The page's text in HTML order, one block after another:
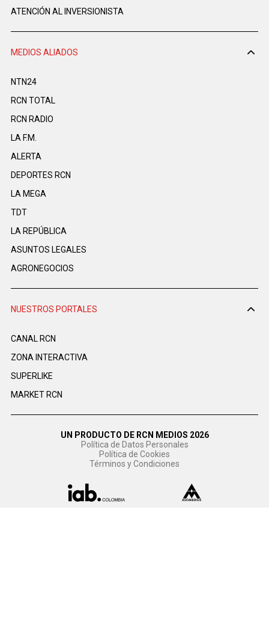
ATENCIÓN AL INVERSIONISTA
MEDIOS ALIADOS
NTN24
RCN TOTAL
RCN RADIO
LA F.M.
ALERTA
DEPORTES RCN
LA MEGA
TDT
LA REPÚBLICA
ASUNTOS LEGALES
AGRONEGOCIOS
NUESTROS PORTALES
CANAL RCN
ZONA INTERACTIVA
SUPERLIKE
MARKET RCN
UN PRODUCTO DE RCN MEDIOS 2026
Política de Datos Personales
Política de Cookies
Términos y Condiciones